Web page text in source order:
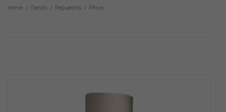
Home / Tienda / Repuestos / Filtros